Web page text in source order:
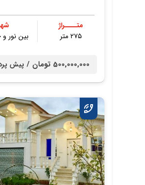
متــــراژ
۲۷۵ متر
بین نور
500,000,000 تومان / پیش